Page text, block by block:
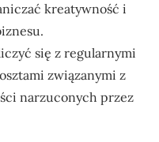
kreatywność i
się z regularnymi
związanymi z
narzuconych przez